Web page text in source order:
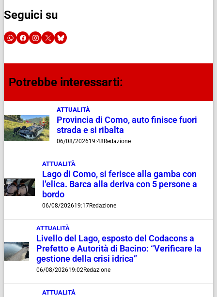
Seguici su
Potrebbe interessarti:
ATTUALITÀ
Provincia di Como, auto finisce fuori
strada e si ribalta
06/08/202619:48Redazione
ATTUALITÀ
Lago di Como, si ferisce alla gamba con
l’elica. Barca alla deriva con 5 persone a
bordo
06/08/202619:17Redazione
ATTUALITÀ
Livello del Lago, esposto del Codacons a
Prefetto e Autorità di Bacino: “Verificare la
gestione della crisi idrica”
06/08/202619:02Redazione
ATTUALITÀ